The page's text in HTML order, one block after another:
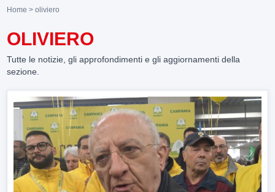
Home > oliviero
OLIVIERO
Tutte le notizie, gli approfondimenti e gli aggiornamenti della
sezione.